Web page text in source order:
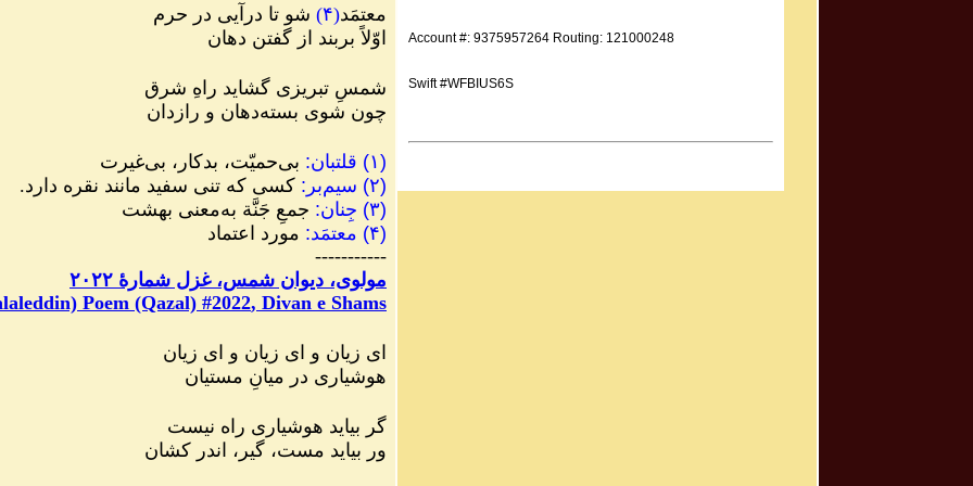
معتمَد(۴) شو تا درآیی در حرم
اوّلاً بربند از گفتن دهان
شمسِ تبریزی گشاید راهِ شرق
چون شوی بسته‌دهان و رازدان
(۱) قلتبان: بی‌حمیّت، بدکار، بی‌غیرت
(۲) سیم‌بر : کسی که تنی سفید مانند نقره دارد.
(۳) جِنان: جمعِ جَنَّة به‌معنی بهشت
(۴) معتمَد: مورد اعتماد
-----------
مولوی، دیوان شمس، غزل شمارهٔ ۲۰۲۲
Poem (Qazal) #2022, Divan e Shams
ای زیان و ای زیان و ای زیان
هوشیاری در میانِ مستیان
گر بیاید هوشیاری راه نیست
ور بیاید مست، گیر، اندر کشان
Account #: 9375957264 Routing: 121000248
Swift #WFBIUS6S